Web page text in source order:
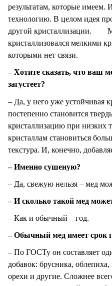
результатам, которые имеем.
технологию. В целом идея
другой кристаллизации.
кристаллизовался мелкими
которыми нет связи.
– Хотите сказать, что ваш
загустеет?
– Да, у него уже устойчивая
постепенно становится
кристаллизацию при низких
кристаллам становиться
текстура. И, конечно,
– Именно сушеную?
– Да, свежую нельзя – мед
– И сколько такой мед
– Как и обычный – год.
– Обычный мед имеет срок
– По ГОСТу он составляет
добавок: брусника,
орехи и другие. Сложнее